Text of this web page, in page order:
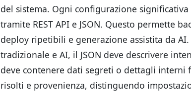
del sistema. Ogni configurazione
tramite REST API e JSON. Questo permette
deploy ripetibili e generazione assistita da
tradizionale e AI, il JSON deve descrivere
deve contenere dati segreti o dettagli interni
risolti e provenienza, distinguendo